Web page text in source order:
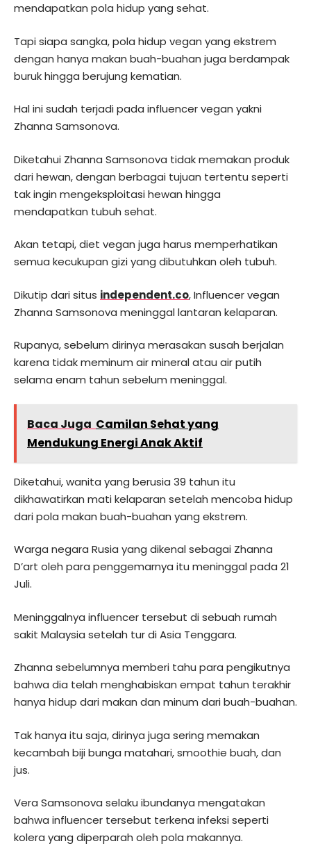
mendapatkan pola hidup yang sehat.
Tapi siapa sangka, pola hidup vegan yang ekstrem
dengan hanya makan buah-buahan juga berdampak
buruk hingga berujung kematian.
Hal ini sudah terjadi pada influencer vegan yakni
Zhanna Samsonova.
Diketahui Zhanna Samsonova tidak memakan produk
dari hewan, dengan berbagai tujuan tertentu seperti
tak ingin mengeksploitasi hewan hingga
mendapatkan tubuh sehat.
Akan tetapi, diet vegan juga harus memperhatikan
semua kecukupan gizi yang dibutuhkan oleh tubuh.
Dikutip dari situs independent.co, Influencer vegan
Zhanna Samsonova meninggal lantaran kelaparan.
Rupanya, sebelum dirinya merasakan susah berjalan
karena tidak meminum air mineral atau air putih
selama enam tahun sebelum meninggal.
Baca Juga Camilan Sehat yang
Mendukung Energi Anak Aktif
Diketahui, wanita yang berusia 39 tahun itu
dikhawatirkan mati kelaparan setelah mencoba hidup
dari pola makan buah-buahan yang ekstrem.
Warga negara Rusia yang dikenal sebagai Zhanna
D’art oleh para penggemarnya itu meninggal pada 21
Juli.
Meninggalnya influencer tersebut di sebuah rumah
sakit Malaysia setelah tur di Asia Tenggara.
Zhanna sebelumnya memberi tahu para pengikutnya
bahwa dia telah menghabiskan empat tahun terakhir
hanya hidup dari makan dan minum dari buah-buahan.
Tak hanya itu saja, dirinya juga sering memakan
kecambah biji bunga matahari, smoothie buah, dan
jus.
Vera Samsonova selaku ibundanya mengatakan
bahwa influencer tersebut terkena infeksi seperti
kolera yang diperparah oleh pola makannya.